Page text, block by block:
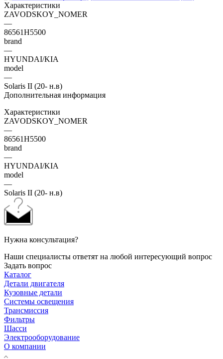
Характеристики
ZAVODSKOY_NOMER
—
86561H5500
brand
—
HYUNDAI/KIA
model
—
Solaris II (20- н.в)
Дополнительная информация
Характеристики
ZAVODSKOY_NOMER
—
86561H5500
brand
—
HYUNDAI/KIA
model
—
Solaris II (20- н.в)
Нужна консультация?
Наши специалисты ответят на любой интересующий вопрос
Задать вопрос
Каталог
Детали двигателя
Кузовные детали
Системы освещения
Трансмиссия
Фильтры
Шасси
Электрооборудование
О компании